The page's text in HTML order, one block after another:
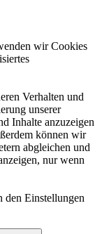
wir Cookies
Verhalten und
unserer
Inhalte anzuzeigen
können wir
abgleichen und
nur wenn
Einstellungen